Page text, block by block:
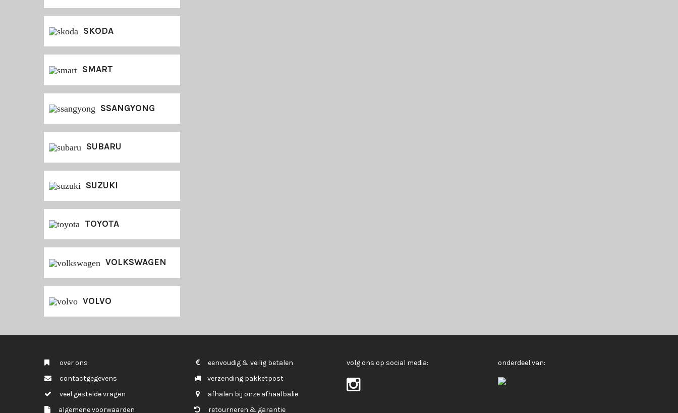
SKODA
SMART
SSANGYONG
SUBARU
SUZUKI
TOYOTA
VOLKSWAGEN
VOLVO
over ons
contactgegevens
veel gestelde vragen
algemene voorwaarden
eenvoudig & veilig betalen
verzending pakketpost
afhalen bij onze afhaalbalie
retourneren & garantie
volg ons op social media: onderdeel van: